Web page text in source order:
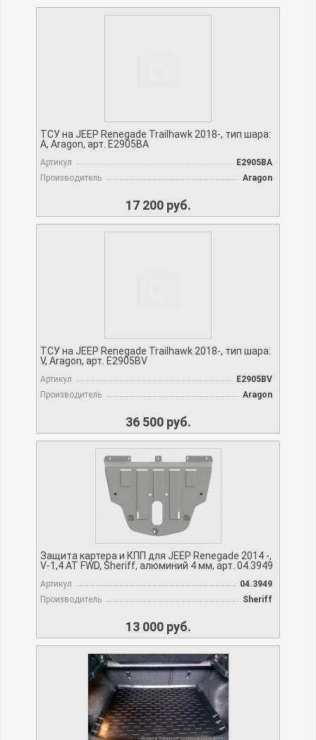
ТСУ на JEEP Renegade Trailhawk 2018-, тип шара:
A, Aragon, арт. E2905BA
Артикул
E2905BA
Производитель
Aragon
17 200 руб.
ТСУ на JEEP Renegade Trailhawk 2018-, тип шара:
V, Aragon, арт. E2905BV
Артикул
E2905BV
Производитель
Aragon
36 500 руб.
Защита картера и КПП для JEEP Renegade 2014 -,
V-1,4 АТ FWD, Sheriff, алюминий 4 мм, арт. 04.3949
Артикул
04.3949
Производитель
Sheriff
13 000 руб.